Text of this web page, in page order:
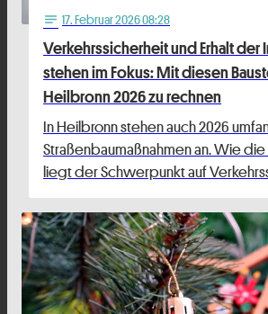
notes 17. Februar 2026 08:28
Verkehrssicherheit und Erhalt der
stehen im Fokus: Mit diesen
Heilbronn 2026 zu rechnen
In Heilbronn stehen auch 2026
Straßenbaumaßnahmen an. Wie
liegt der Schwerpunkt auf